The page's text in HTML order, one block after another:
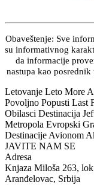
Obaveštenje: Sve
su informativnog
da informacije
nastupa kao
Letovanje Leto More
Povoljno Popusti Last
Obilasci Destinacija
Metropola Evropski
Destinacije Avionom
JAVITE NAM SE
Adresa
Knjaza Miloša 263,
Aranđelovac, Srbija